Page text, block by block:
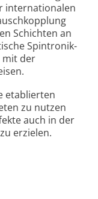
inter­nationalen
Schichten an
Spintronik-
mit der
etablierten
zu nutzen
auch in der
erzielen.